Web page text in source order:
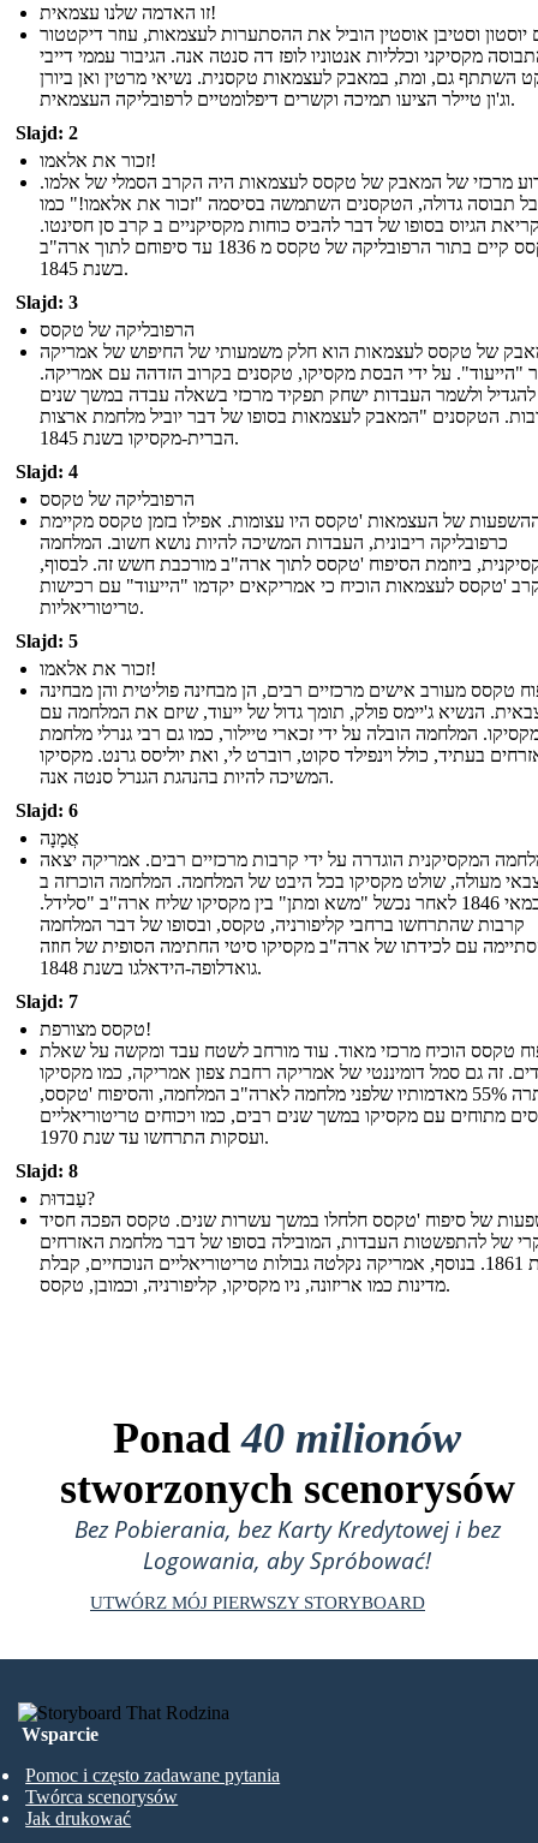
זו האדמה שלנו עצמאית!
יוסטון וסטיבן אוסטין הוביל את ההסתערות לעצמאות, עוזר דיקטטור
מקסיקני וכלליות אנטוניו לופז דה סנטה אנה. הגיבור עממי דייבי
השתתף גם, ומת, במאבק לעצמאות טקסנית. נשיאי מרטין ואן ביורן
וג'ון טיילר הציעו תמיכה וקשרים דיפלומטיים לרפובליקה העצמאית.
Slajd: 2
זכור את אלאמו!
מרכזי של המאבק של טקסס לעצמאות היה הקרב הסמלי של אלמו.
תבוסה גדולה, הטקסנים השתמשה בסיסמה "זכור את אלאמו!" כמו
הגיוס בסופו של דבר להביס כוחות מקסיקניים ב קרב סן חסינטו.
טקסס קיים בתור הרפובליקה של טקסס מ 1836 עד סיפוחם לתוך ארה"ב
בשנת 1845.
Slajd: 3
הרפובליקה של טקסס
של טקסס לעצמאות הוא חלק משמעותי של החיפוש של אמריקה
"הייעוד". על ידי הבסת מקסיקו, טקסנים בקרוב הזדהה עם אמריקה.
להגדיל ולשמר העבדות ישחק תפקיד מרכזי בשאלה עבדה במשך שנים
הטקסנים "המאבק לעצמאות בסופו של דבר יוביל מלחמת ארצות
הברית-מקסיקו בשנת 1845.
Slajd: 4
הרפובליקה של טקסס
של העצמאות 'טקסס היו עצומות. אפילו בזמן טקסס מקיימת
כרפובליקה ריבונית, העבדות המשיכה להיות נושא חשוב. המלחמה
ביוזמת הסיפוח 'טקסס לתוך ארה"ב מורכבת חשש זה. לבסוף,
'טקסס לעצמאות הוכיח כי אמריקאים יקדמו "הייעוד" עם רכישות
טריטוריאליות.
Slajd: 5
זכור את אלאמו!
טקסס מעורב אישים מרכזיים רבים, הן מבחינה פוליטית והן מבחינה
הנשיא ג'יימס פולק, תומך גדול של ייעוד, שיזם את המלחמה עם
המלחמה הובלה על ידי זכארי טיילור, כמו גם רבי גנרלי מלחמת
בעתיד, כולל וינפילד סקוט, רוברט לי, ואת יוליסס גרנט. מקסיקו
המשיכה להיות בהנהגת הגנרל סנטה אנה.
Slajd: 6
אֲמָנָה
המקסיקנית הוגדרה על ידי קרבות מרכזיים רבים. אמריקה יצאה
מעולה, שולט מקסיקו בכל היבט של המלחמה. המלחמה הוכרזה ב
-13 במאי 1846 לאחר נכשל "משא ומתן" בין מקסיקו שליח ארה"ב "סלידל.
קרבות שהתרחשו ברחבי קליפורניה, טקסס, ובסופו של דבר המלחמה
עם לכידתו של ארה"ב מקסיקו סיטי החתימה הסופית של חוזה
גואדלופה-הידאלגו בשנת 1848.
Slajd: 7
טקסס מצורפת!
טקסס הוכיח מרכזי מאוד. עוד מורחב לשטח עבד ומקשה על שאלת
זה גם סמל דומיננטי של אמריקה רחבת צפון אמריקה, כמו מקסיקו
ויתרה 55% מאדמותיו שלפני מלחמה לארה"ב המלחמה, והסיפוח 'טקסס,
מתוחים עם מקסיקו במשך שנים רבים, כמו ויכוחים טריטוריאליים
ועסקות התרחשו עד שנת 1970.
Slajd: 8
עַבדוּת?
של סיפוח 'טקסס חלחלו במשך עשרות שנים. טקסס הפכה חסיד
של להתפשטות העבדות, המובילה בסופו של דבר מלחמת האזרחים
בשנת 1861. בנוסף, אמריקה נקלטה גבולות טריטוריאליים הנוכחיים, קבלת
מדינות כמו אריזונה, ניו מקסיקו, קליפורניה, וכמובן, טקסס.
Ponad40 milionów
stworzonych scenorysów
Bez Pobierania, bez Karty Kredytowej i bez
Logowania, aby Spróbować!
UTWÓRZ MÓJ PIERWSZY STORYBOARD
Wsparcie
Pomoc i często zadawane pytania
Twórca scenorysów
Jak drukować